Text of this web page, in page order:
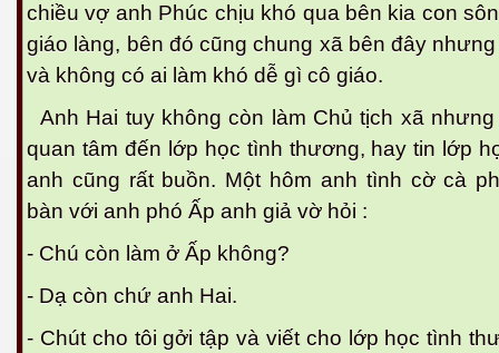
chiều vợ anh Phúc chịu khó qua bên kia con
giáo làng, bên đó cũng chung xã bên đây
và không có ai làm khó dễ gì cô giáo.
Anh Hai tuy không còn làm Chủ tịch xã
quan tâm đến lớp học tình thương, hay tin lớp
anh cũng rất buồn. Một hôm anh tình cờ cà
bàn với anh phó Ấp anh giả vờ hỏi :
- Chú còn làm ở Ấp không?
- Dạ còn chứ anh Hai.
- Chút cho tôi gởi tập và viết cho lớp học tình
13
14
15